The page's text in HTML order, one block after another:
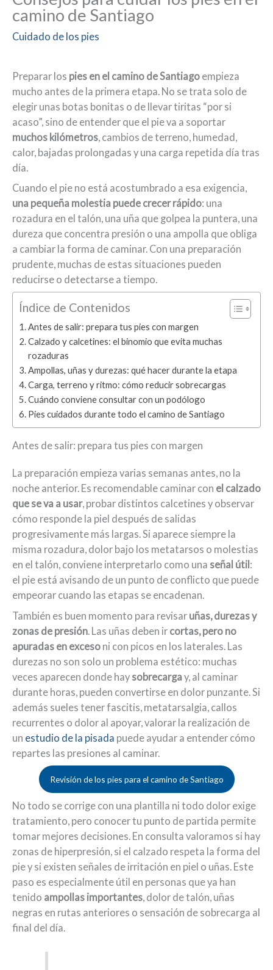
camino de Santiago
Cuidado de los pies
Preparar los pies en el camino de Santiago empieza
mucho antes de la primera etapa. No se trata solo de
elegir unas botas bonitas o de llevar tiritas “por si
acaso”, sino de entender que el pie va a soportar
muchos kilómetros , cambios de terreno, humedad,
calor, bajadas prolongadas y una carga repetida día tras
día.
Cuando el pie no está acostumbrado a esa exigencia,
una pequeña molestia puede crecer rápido: una
rozadura en el talón, una uña que golpea la puntera, una
dureza que concentra presión o una ampolla que obliga
a cambiar la forma de caminar. Con una preparación
prudente, muchas de estas situaciones pueden
reducirse o detectarse a tiempo.
Índice de Contenidos
Antes de salir: prepara tus pies con margen
Calzado y calcetines: el binomio que evita muchas
rozaduras
Ampollas, uñas y durezas: qué hacer durante la etapa
Carga, terreno y ritmo: cómo reducir sobrecargas
Cuándo conviene consultar con un podólogo
Pies cuidados durante todo el camino de Santiago
Antes de salir: prepara tus pies con margen
La preparación empieza varias semanas antes, no la
noche anterior. Es recomendable caminar con el calzado
que se va a usar, probar distintos calcetines y observar
cómo responde la piel después de salidas
progresivamente más largas. Si aparece siempre la
misma rozadura, dolor bajo los metatarsos o molestias
en el talón, conviene interpretarlo como una señal útil :
el pie está avisando de un punto de conflicto que puede
empeorar cuando las etapas se encadenan.
También es buen momento para revisar uñas, durezas y
zonas de presión . Las uñas deben ir cortas, pero no
apuradas en exceso ni con picos en los laterales. Las
durezas no son solo un problema estético: muchas
veces aparecen donde hay sobrecarga y, al caminar
durante horas, pueden convertirse en dolor punzante. Si
además sueles tener fascitis, metatarsalgia, callos
recurrentes o dolor al apoyar, valorar la realización de
un estudio de la pisada puede ayudar a entender cómo
repartes las presiones al caminar.
Revisión de los pies para el camino de Santiago
No todo se corrige con una plantilla ni todo dolor exige
tratamiento, pero conocer tu punto de partida permite
tomar mejores decisiones. En consulta valoramos si hay
zonas de hiperpresión, si el calzado respeta la forma del
pie y si existen señales de irritación en piel o uñas. Este
paso es especialmente útil en personas que ya han
tenido ampollas importantes, dolor de talón, uñas
negras en rutas anteriores o sensación de sobrecarga al
final del día.